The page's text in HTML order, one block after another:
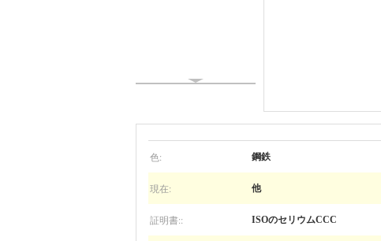
色: 鋼鉄
現在: 他
証明書:: ISOのセリウムCCC